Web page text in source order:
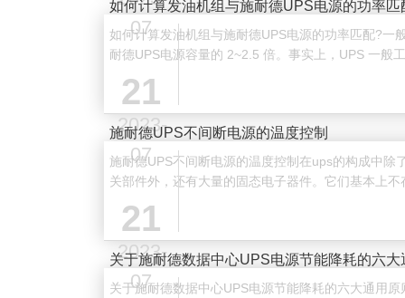
07
如何计算发油机组与施耐德UPS电源的功率匹
如何计算发油机组与施耐德UPS电源的功率匹配?一
耐德UPS电源容量的 2~2.5 倍。事实上，UPS 一般工作
21
2023-
07
施耐德UPS不间断电源的温度控制
施耐德UPS不间断电源的温度控制在ups的构成中除
关部件外，还有大量的固态电子器件。它们基本上
21
2023-
07
关于施耐德数据中心UPS电源节能降耗的六大
关于施耐德数据中心UPS电源节能降耗的六大通用